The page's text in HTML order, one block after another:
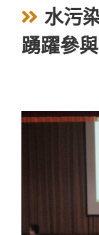
水污
踴躍參與